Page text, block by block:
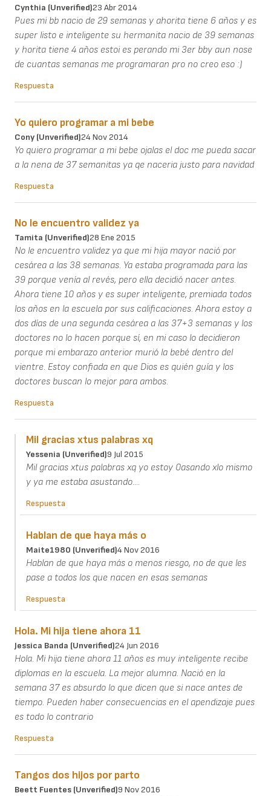
Cynthia (unverified)23 Abr 2014
Pues mi bb nacio de 29 semanas y ahorita tiene 6 años y es
super listo e inteligente su hermanita nacio de 39 semanas
y horita tiene 4 años estoi es perando mi 3er bby aun nose
de cuantas semanas me programaran pro no creo eso :)
Respuesta
Yo quiero programar a mi bebe
Cony (unverified)24 Nov 2014
Yo quiero programar a mi bebe ojalas el doc me pueda sacar
a la nena de 37 semanitas ya qe naceria justo para navidad
Respuesta
No le encuentro validez ya
Tamita (unverified)28 Ene 2015
No le encuentro validez ya que mi hija mayor nació por
cesárea a las 38 semanas. Ya estaba programada para las
39 porque venía al revés, pero ella decidió nacer antes.
Ahora tiene 10 años y es super inteligente, premiada todos
los años en la escuela por sus calificaciones. Ahora estoy a
dos días de una segunda cesárea a las 37+3 semanas y los
doctores no lo hacen porque sí, en mi caso lo decidieron
porque mi embarazo anterior murió la bebé dentro del
vientre. Estoy confiada en que Dios es quién guía y los
doctores buscan lo mejor para ambos.
Respuesta
Mil gracias xtus palabras xq
Yessenia (unverified)9 Jul 2015
Mil gracias xtus palabras xq yo estoy 0asando xlo mismo
y ya me estaba asustando....
Respuesta
Hablan de que haya más o
Maite1980 (unverified)4 Nov 2016
Hablan de que haya más o menos riesgo, no de que les
pase a todos los que nacen en esas semanas
Respuesta
Hola. Mi hija tiene ahora 11
Jessica Banda (unverified)24 Jun 2016
Hola. Mi hija tiene ahora 11 años es muy inteligente recibe
diplomas en la escuela. La mejor alumna. Nació en la
semana 37 es absurdo lo que dicen que si nace antes de
tiempo. Pueden haber consecuencias en el apendizaje pues
es todo lo contrario
Respuesta
Tangos dos hijos por parto
Beett Fuentes (unverified)9 Nov 2016